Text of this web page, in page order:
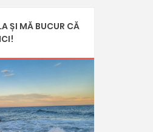
ȘI MĂ BUCUR CĂ